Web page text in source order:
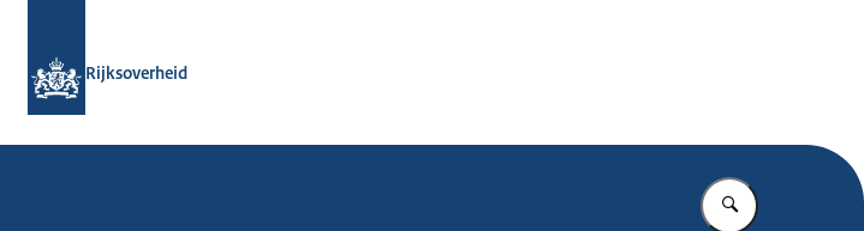
Rijksoverheid
Vul in wat u